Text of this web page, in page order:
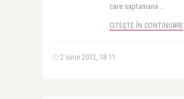
care saptamana ..
CITEȘTE ÎN CONTINUARE
2 iunie 2012, 18:11